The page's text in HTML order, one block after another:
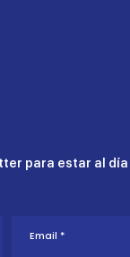
para estar al